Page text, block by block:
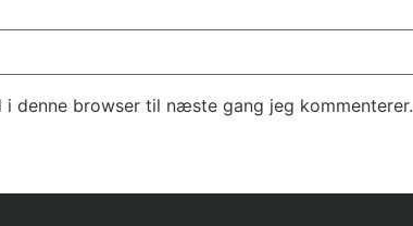
i denne browser til næste gang jeg kommenterer.